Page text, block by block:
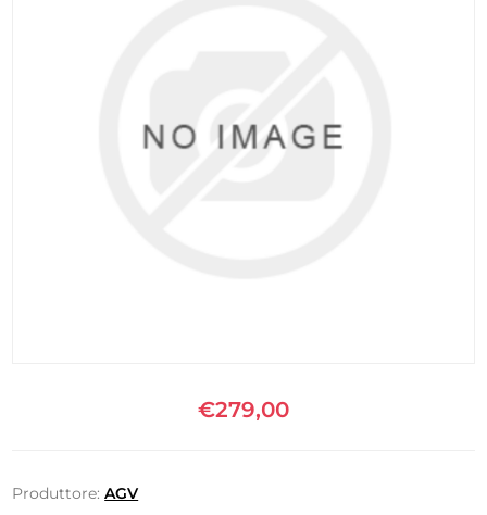
€279,00
Produttore: AGV